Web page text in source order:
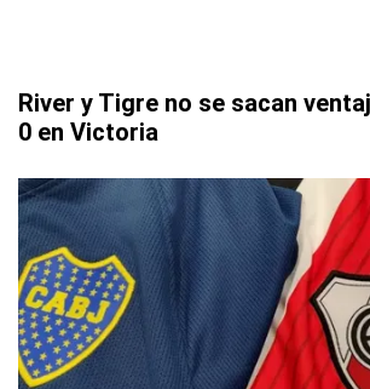
River y Tigre no se sacan
0 en Victoria